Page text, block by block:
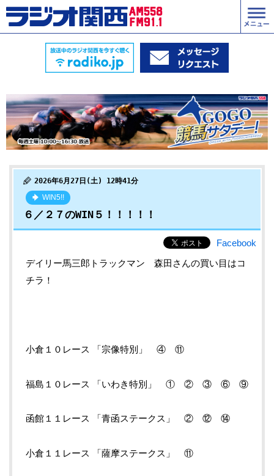
2026年6月27日(土) 12時41分
WIN5!!
６／２７のWIN５！！！！！
Facebook
デイリー馬三郎トラックマン 森田 さんの買い目はコ
チラ！
小倉１０レース 「宗像特別」 ④ ⑪
福島１０レース 「いわき特別」 ① ② ③ ⑥ ⑨
函館１１レース 「青函ステークス」 ② ⑫ ⑭
小倉１１レース 「薩摩ステークス」 ⑪